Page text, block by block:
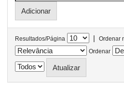
Resultados/Página |
Ordenar
Ordenar